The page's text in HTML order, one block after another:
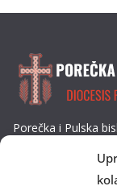
Porečka i Pulska
Tel: 052/432-064